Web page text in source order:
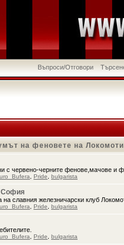
Въпроси/Отговори
на феновете на
с червено-черните фенове,мачове и
Pride bulgarista
София
на славния железничарски клуб
Pride bulgarista
Pride bulgarista